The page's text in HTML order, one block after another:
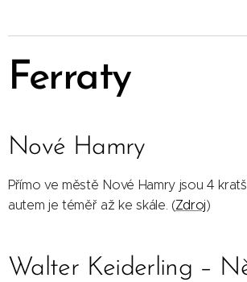
Ferraty
Nové Hamry
Přímo ve městě Nové Hamry jsou 4
autem je téměř až ke skále. (Zdroj)
Walter Keiderling –